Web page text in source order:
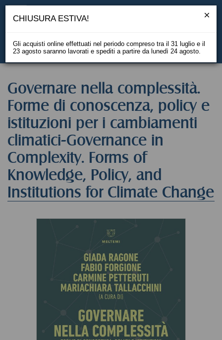
EN
Governare nella complessità.
Forme di conoscenza, policy e
istituzioni per i cambiamenti
climatici-Governance in
Complexity. Forms of
Knowledge, Policy, and
Institutions for Climate Change
CHIUSURA ESTIVA!
Gli acquisti online effettuati nel periodo compreso tra il 31 luglio e il
23 agosto saranno lavorati e spediti a partire da lunedì 24 agosto.